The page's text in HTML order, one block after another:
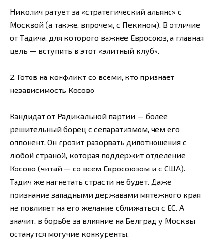
Николич ратует за «стратегический альянс» с
Москвой (а также, впрочем, с Пекином). В отличие
от Тадича, для которого важнее Евросоюз, а главная
цель — вступить в этот «элитный клуб».
2. Готов на конфликт со всеми, кто признает
независимость Косово
Кандидат от Радикальной партии — более
решительный борец с сепаратизмом, чем его
оппонент. Он грозит разорвать дипотношения с
любой страной, которая поддержит отделение
Косово (читай — со всем Евросоюзом и с США).
Тадич же нагнетать страсти не будет. Даже
признание западными державами мятежного края
не повлияет на его желание сближаться с ЕС. А
значит, в борьбе за влияние на Белград у Москвы
останутся могучие конкуренты.